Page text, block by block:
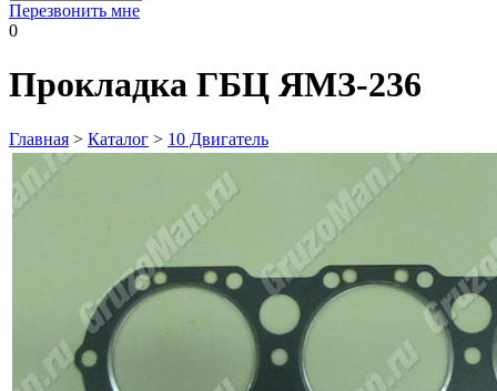
Перезвонить мне
0
Прокладка ГБЦ ЯМЗ-236
Главная > Каталог > 10 Двигатель